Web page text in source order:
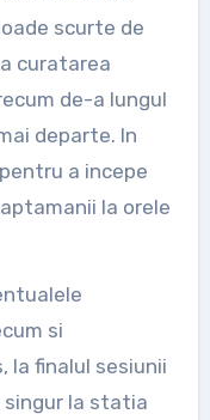
scurte de
curatarea
de-a lungul
departe. In
a incepe
la orele
si
la finalul sesiunii
singur la statia